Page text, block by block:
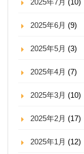
2025年7月 (10)
2025年6月 (9)
2025年5月 (3)
2025年4月 (7)
2025年3月 (10)
2025年2月 (17)
2025年1月 (12)